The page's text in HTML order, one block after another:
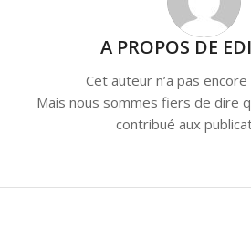
A PROPOS DE
Cet auteur n’a pas
Mais nous sommes fiers de dire
contribué aux